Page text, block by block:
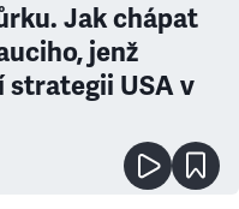
Jak chápat
jenž
strategii USA v